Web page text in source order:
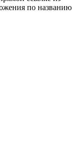
по названию